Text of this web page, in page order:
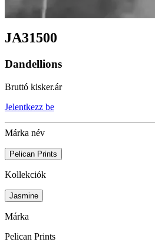
JA31500
Dandellions
Bruttó kisker.ár
Jelentkezz be
Márka név
Pelican Prints
Kollekciók
Jasmine
Márka
Pelican Prints